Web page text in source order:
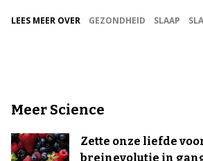
LEES MEER OVER GEZONDHEID SLAAP
Meer Science
Zette onze liefde
breinevolutie in